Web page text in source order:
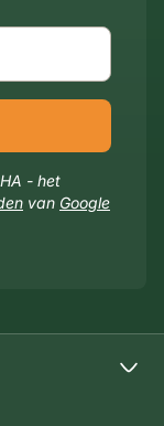
- het
van Google